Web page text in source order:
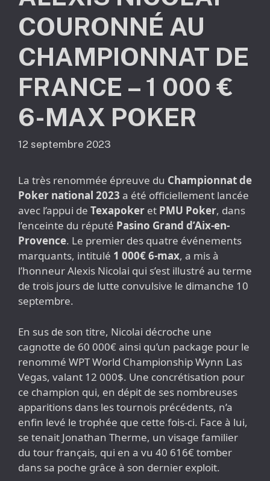
COURONNÉ AU
CHAMPIONNAT DE
FRANCE – 1 000 €
6-MAX POKER
12 septembre 2023
La très renommée épreuve du Championnat de
Poker national 2023 a été officiellement lancée
avec l’appui de Texapoker et PMU Poker, dans
l’enceinte du réputé Pasino Grand d’Aix-en-
Provence. Le premier des quatre événements
marquants, intitulé 1 000€ 6-max, a mis à
l’honneur Alexis Nicolai qui s’est illustré au terme
de trois jours de lutte convulsive le dimanche 10
septembre.
En sus de son titre, Nicolai décroche une
cagnotte de 60 000€ ainsi qu’un package pour le
renommé WPT World Championship Wynn Las
Vegas, valant 12 000$. Une concrétisation pour
ce champion qui, en dépit de ses nombreuses
apparitions dans les tournois précédents, n’a
enfin levé le trophée que cette fois-ci. Face à lui,
se tenait Jonathan Therme, un visage familier
du tour français, qui en a vu 40 616€ tomber
dans sa poche grâce à son dernier exploit.